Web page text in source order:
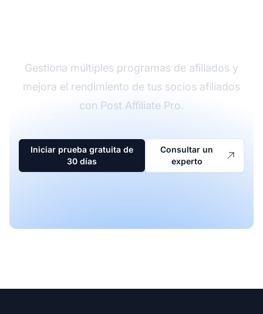
Gestiona múltiples programas de afiliados y
mejora el rendimiento de tus socios afiliados
con Post Affiliate Pro.
Iniciar prueba gratuita de
30 días
Consultar un
experto